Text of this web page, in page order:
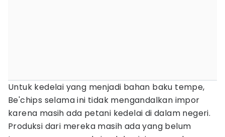
Untuk kedelai yang menjadi bahan baku tempe,
Be'chips selama ini tidak mengandalkan impor
karena masih ada petani kedelai di dalam negeri.
Produksi dari mereka masih ada yang belum